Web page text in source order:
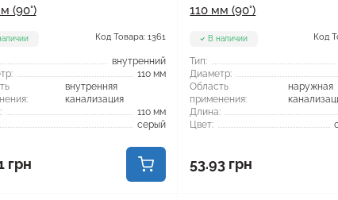
(90°)
Код Товара: 1361
внутренний
110 мм
внутренняя
канализация
110 мм
серый
грн
110 мм (90°)
В наличии Код
Тип:
Диаметр:
Область
применения:
наружная
Длина:
Цвет:
53.93 грн